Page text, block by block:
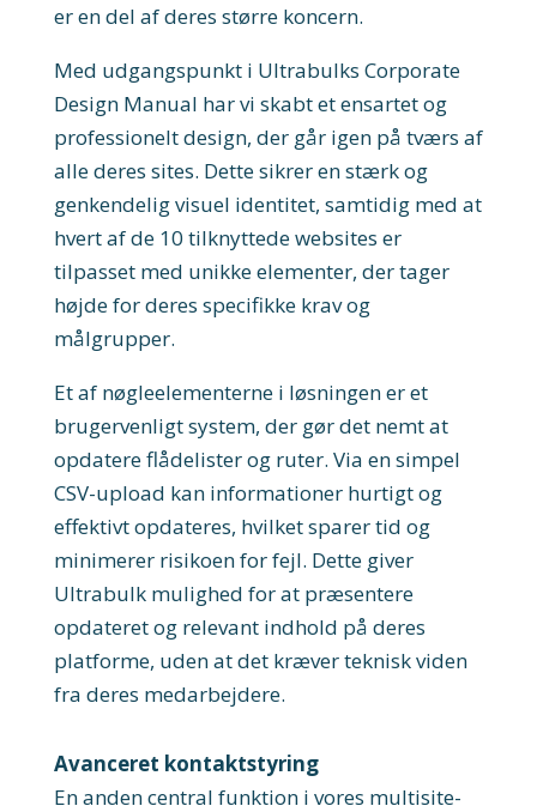
er en del af deres større koncern.
Med udgangspunkt i Ultrabulks Corporate
Design Manual har vi skabt et ensartet og
professionelt design, der går igen på tværs af
alle deres sites. Dette sikrer en stærk og
genkendelig visuel identitet, samtidig med at
hvert af de 10 tilknyttede websites er
tilpasset med unikke elementer, der tager
højde for deres specifikke krav og
målgrupper.
Et af nøgleelementerne i løsningen er et
brugervenligt system, der gør det nemt at
opdatere flådelister og ruter. Via en simpel
CSV-upload kan informationer hurtigt og
effektivt opdateres, hvilket sparer tid og
minimerer risikoen for fejl. Dette giver
Ultrabulk mulighed for at præsentere
opdateret og relevant indhold på deres
platforme, uden at det kræver teknisk viden
fra deres medarbejdere.
Avanceret kontaktstyring
En anden central funktion i vores multisite-